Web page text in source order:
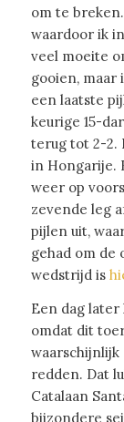
om te
waardoor ik
veel moeite
gooien, maar
een laatste
keurige 15-
terug tot 2-2.
in Hongarije.
weer op
zevende leg
pijlen uit,
gehad om de
wedstrijd is
Een dag later
omdat dit
redden. Dat
Catalaan
bijzondere